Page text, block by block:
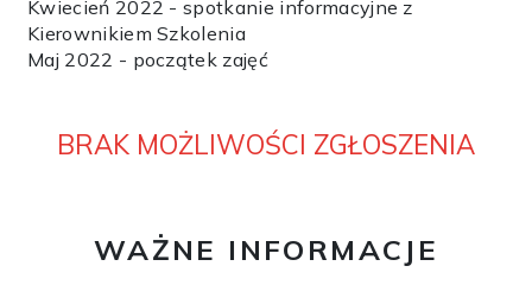
Kwiecień 2022 - spotkanie informacyjne z
Kierownikiem Szkolenia
Maj 2022 - początek zajęć
BRAK MOŻLIWOŚCI ZGŁOSZENIA
WAŻNE INFORMACJE